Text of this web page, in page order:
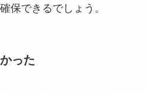
保できるでしょう。
った